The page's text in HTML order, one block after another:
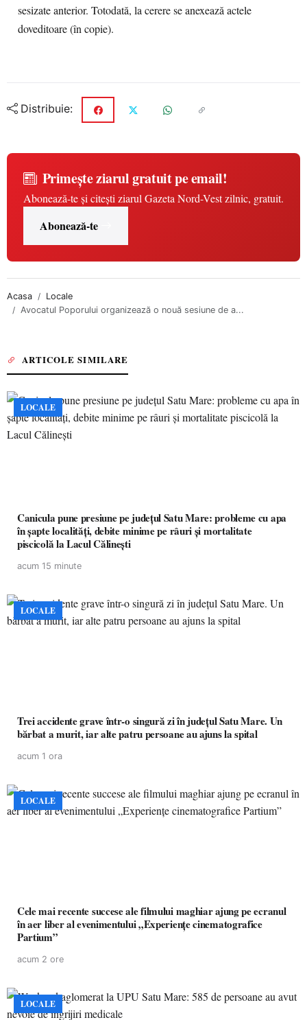
sesizate anterior. Totodată, la cerere se anexează actele
doveditoare (în copie).
Distribuie:
Primește ziarul gratuit pe email!
Abonează-te și citești ziarul Gazeta Nord-Vest zilnic, gratuit.
Abonează-te
Acasa
Locale
Avocatul Poporului organizează o nouă sesiune de a...
ARTICOLE SIMILARE
LOCALE
Canicula pune presiune pe județul Satu Mare: probleme cu apa
în șapte localități, debite minime pe râuri și mortalitate
piscicolă la Lacul Călinești
acum 15 minute
LOCALE
Trei accidente grave într-o singură zi în județul Satu Mare. Un
bărbat a murit, iar alte patru persoane au ajuns la spital
acum 1 ora
LOCALE
Cele mai recente succese ale filmului maghiar ajung pe ecranul
în aer liber al evenimentului „Experiențe cinematografice
Partium”
acum 2 ore
LOCALE